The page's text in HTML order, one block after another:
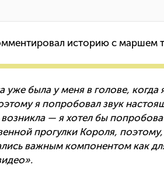
историю с маршем
уже была у меня в голове, когда
я попробовал звук
— я хотел бы
прогулки Короля,
важным компонентом как